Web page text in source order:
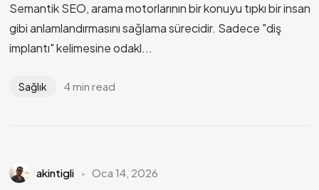
Semantik SEO, arama motorlarının bir konuyu tıpkı bir insan
gibi anlamlandırmasını sağlama sürecidir. Sadece "diş
implantı" kelimesine odakl...
Sağlık 4 min read
akintigli Oca 14, 2026
Gizlilik